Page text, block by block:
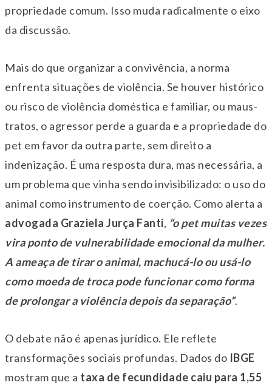
propriedade comum. Isso muda radicalmente o eixo
da discussão.
Mais do que organizar a convivência, a norma
enfrenta situações de violência. Se houver histórico
ou risco de violência doméstica e familiar, ou maus-
tratos, o agressor perde a guarda e a propriedade do
pet em favor da outra parte, sem direito a
indenização. É uma resposta dura, mas necessária, a
um problema que vinha sendo invisibilizado: o uso do
animal como instrumento de coerção. Como alerta a
advogada Graziela Jurça Fanti, “o pet muitas vezes
vira ponto de vulnerabilidade emocional da mulher.
A ameaça de tirar o animal, machucá-lo ou usá-lo
como moeda de troca pode funcionar como forma
de prolongar a violência depois da separação”.
O debate não é apenas jurídico. Ele reflete
transformações sociais profundas. Dados do IBGE
mostram que a taxa de fecundidade caiu para 1,55